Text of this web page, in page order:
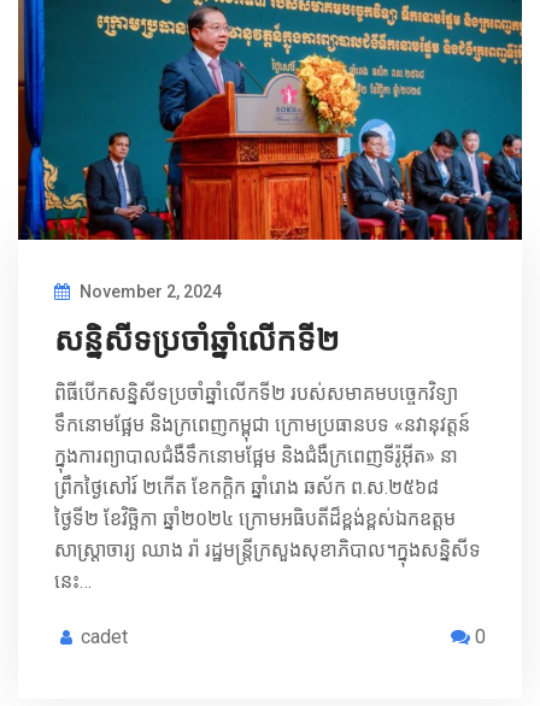
November 2, 2024
សន្និសីទប្រចាំឆ្នាំលេីកទី២
ពិធីបើកសន្និសីទប្រចាំឆ្នាំលើកទី២ របស់សមាគមបច្ចេកវិទ្យា
ទឹកនោមផ្អែម និងក្រពេញកម្ពុជា ក្រោមប្រធានបទ «នវានុវត្តន៍
ក្នុងការព្យាបាលជំងឺទឹកនោមផ្អែម និងជំងឺក្រពេញទីរ៉ូអ៊ីត» នា
ព្រឹកថ្ងៃសៅរ៍ ២កើត ខែកក្តិក ឆ្នាំរោង ឆស័ក ព.ស.២៥៦៨
ថ្ងៃទី២ ខែវិច្ឆិកា ឆ្នាំ២០២៤ ក្រោមអធិបតីដ៏ខ្ពង់ខ្ពស់ឯកឧត្តម
សាស្រ្តាចារ្យ ឈាង រ៉ា រដ្ឋមន្រ្តីក្រសួងសុខាភិបាល។ក្នុងសន្និសីទ
នេះ…
cadet 0